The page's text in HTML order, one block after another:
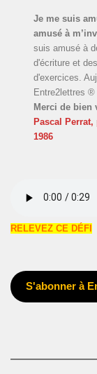
Je me suis
amusé à
suis amusé à
d'écriture et
d'exercices.
Entre2lettres ®
Merci de bien
Pascal
1986
RELEVEZ CE DÉFI
S'abonner à